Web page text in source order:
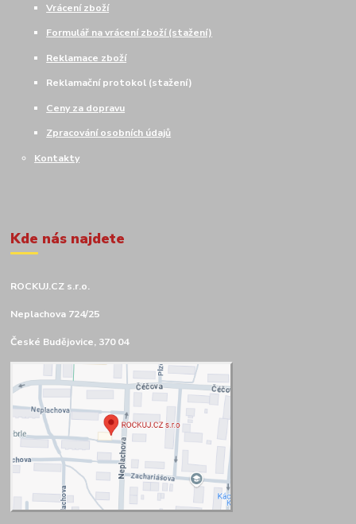
Vrácení zboží
Formulář na vrácení zboží (stažení)
Reklamace zboží
Reklamační protokol (stažení)
Ceny za dopravu
Zpracování osobních údajů
Kontakty
Kde nás najdete
ROCKUJ.CZ s.r.o.
Neplachova 724/25
České Budějovice, 370 04